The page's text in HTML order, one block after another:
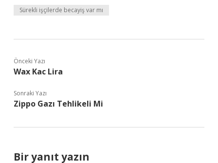
Sürekli işçilerde becayiş var mı
Önceki Yazı
Wax Kac Lira
Sonraki Yazı
Zippo Gazı Tehlikeli Mi
Bir yanıt yazın